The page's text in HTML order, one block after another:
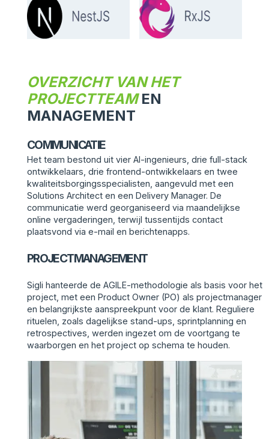
OVERZICHT VAN HET
PROJECTTEAMEN
MANAGEMENT
COMMUNICATIE
Het team bestond uit vier AI-ingenieurs, drie full-stack
ontwikkelaars, drie frontend-ontwikkelaars en twee
kwaliteitsborgingsspecialisten, aangevuld met een
Solutions Architect en een Delivery Manager. De
communicatie werd georganiseerd via maandelijkse
online vergaderingen, terwijl tussentijds contact
plaatsvond via e-mail en berichtenapps.
PROJECTMANAGEMENT
Sigli hanteerde de AGILE-methodologie als basis voor het
project, met een Product Owner (PO) als projectmanager
en belangrijkste aanspreekpunt voor de klant. Reguliere
rituelen, zoals dagelijkse stand-ups, sprintplanning en
retrospectives, werden ingezet om de voortgang te
waarborgen en het project op schema te houden.